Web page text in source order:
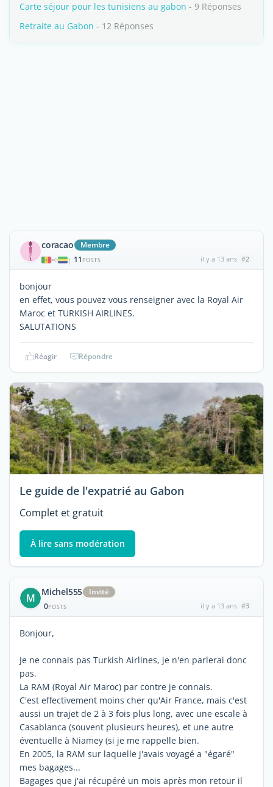
Carte séjour pour les tunisiens au gabon - 9 Réponses
Retraite au Gabon - 12 Réponses
coracao Membre
| 11 POSTS il y a 13 ans #2
bonjour
en effet, vous pouvez vous renseigner avec la Royal Air
Maroc et TURKISH AIRLINES.
SALUTATIONS
Réagir Répondre
Le guide de l'expatrié au Gabon
Complet et gratuit
À lire sans modération
M Michel555
Invité
0POSTS il y a 13 ans #3
Bonjour,
Je ne connais pas Turkish Airlines, je n'en parlerai donc
pas.
La RAM (Royal Air Maroc) par contre je connais.
C'est effectivement moins cher qu'Air France, mais c'est
aussi un trajet de 2 à 3 fois plus long, avec une escale à
Casablanca (souvent plusieurs heures), et une autre
éventuelle à Niamey (si je me rappelle bien.
En 2005, la RAM sur laquelle j'avais voyagé a "égaré"
mes bagages...
Bagages que j'ai récupéré un mois après mon retour il